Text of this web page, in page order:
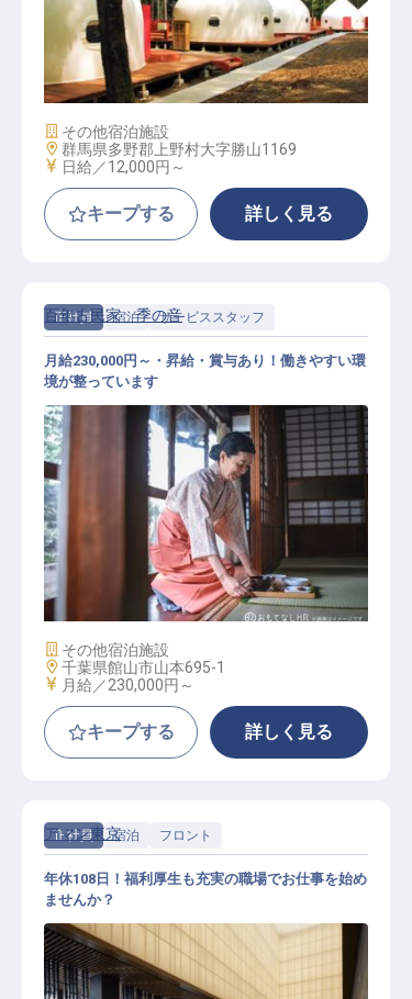
フロントスタッフ
施設業態
その他宿泊施設
勤務地
群馬県多野郡上野村大字勝山1169
給与
日給／12,000円～
キープする 詳しく見る
正社員 宿泊 サービススタッフ
マルチタスク（サービススタッフ）
百年古民家 季の音
月給230,000円～・昇給・賞与あり！働きやすい環
境が整っています
施設業態
その他宿泊施設
勤務地
千葉県館山市山本695-1
給与
月給／230,000円～
キープする 詳しく見る
正社員 宿泊 フロント
アマン東京
年休108日！福利厚生も充実の職場でお仕事を始め
ませんか？